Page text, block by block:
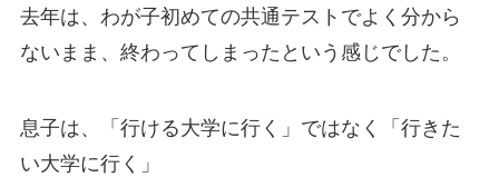
去年は、わが子初めての共通テストでよく分から
ないまま、終わってしまったという感じでした。
息子は、「行ける大学に行く」ではなく「行きた
い大学に行く」